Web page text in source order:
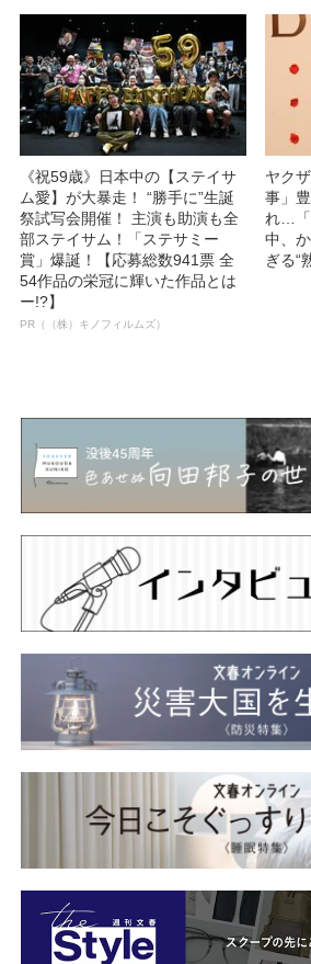
《祝59歳》日本中の【ステイサ
ム愛】が大暴走！ “勝手に”生誕
祭試写会開催！ 主演も助演も全
部ステイサム！「ステサミー
賞」爆誕！【応募総数941票 全
54作品の栄冠に輝いた作品とは
ー!?】
PR（（株）キノフィルムズ）
ヤク
事」
れ…「
中、
ぎる“